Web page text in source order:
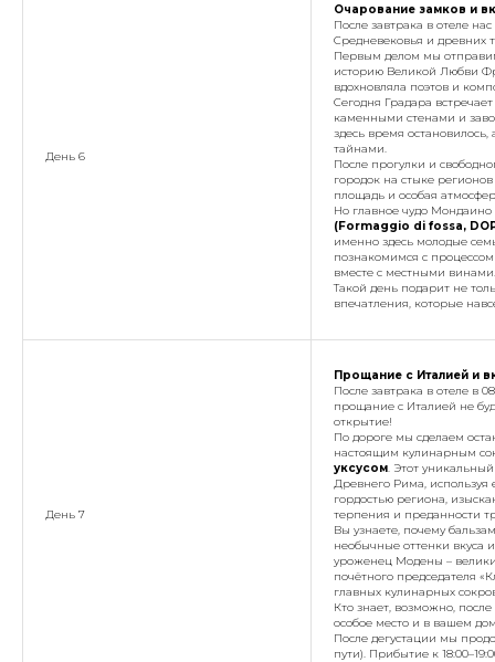
День 6
Очарование замков и
После завтрака в отеле
Средневековья и древних
Первым делом мы
историю Великой Любви
вдохновляла поэтов и
Сегодня Градара
каменными стенами и
здесь время
тайнами.
После прогулки и
городок на стыке
площадь и особая
Но главное чудо Мондаино
(Formaggio di fossa,
именно здесь молодые
познакомимся с
вместе с местными винами.
Такой день подарит не
впечатления, которые
День 7
Прощание с Италией и
После завтрака в отеле в
прощание с Италией не
открытие!
По дороге мы сделаем
настоящим кулинарным
уксусом. Этот
Древнего Рима, используя
гордостью региона,
терпения и преданности
Вы узнаете, почему
необычные оттенки вкуса
уроженец Модены –
почётного председателя
главных кулинарных
Кто знает, возможно,
особое место и в вашем
После дегустации мы
пути). Прибытие к